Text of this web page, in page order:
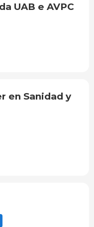
UAB e AVPC
en Sanidad y